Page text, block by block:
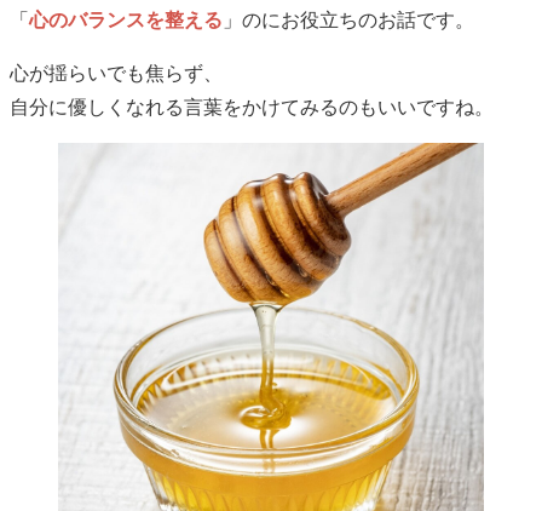
「心のバランスを整える 」のにお役立ちのお話です。
心が揺らいでも焦らず、
自分に優しくなれる言葉をかけてみるのもいいですね。